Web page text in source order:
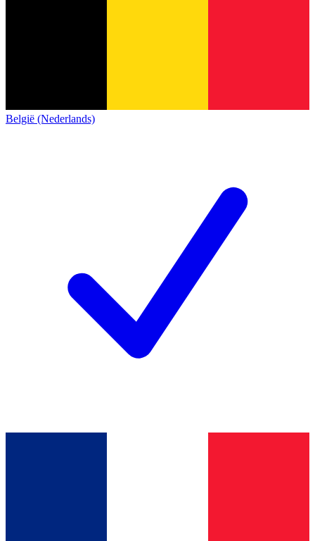
België (Nederlands)